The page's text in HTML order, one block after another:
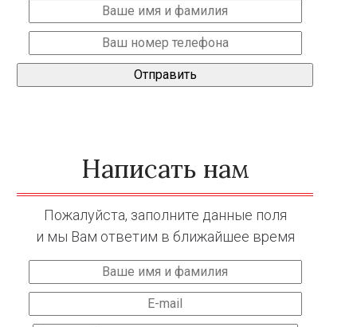
Написать нам
Пожалуйста, заполните данные поля
и мы Вам ответим в ближайшее время